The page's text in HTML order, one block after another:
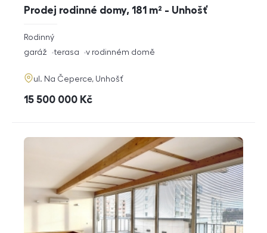
Prodej rodinné domy, 181 m² - Unhošť
rozměry
dispozice
Rodinný
funkce
garáž terasa v rodinném domě
adresa
ul. Na Čeperce, Unhošť
cena
15 500 000 Kč